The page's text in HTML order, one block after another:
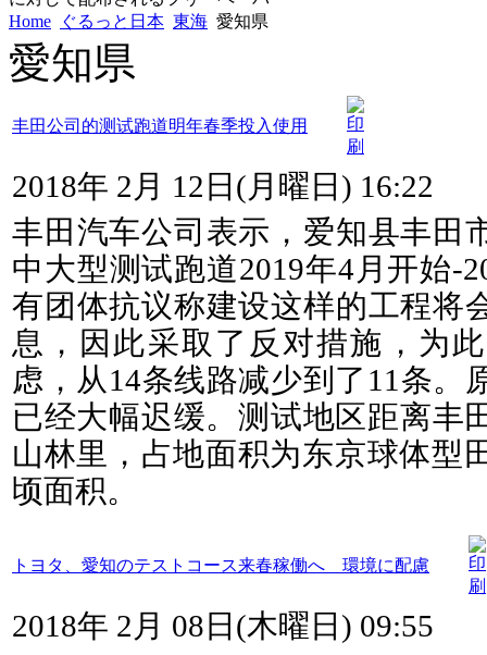
Home
ぐるっと日本 東海 愛知県
愛知県
丰田公司的测试跑道明年春季投入使用
2018年 2月 12日(月曜日) 16:22
丰田汽车公司表示，爱知县丰田
中大型测试跑道2019年4月开始-
有团体抗议称建设这样的工程将
息，因此采取了反对措施，为
虑，从14条线路减少到了11条。
已经大幅迟缓。测试地区距离丰
山林里，占地面积为东京球体型
顷面积。
トヨタ、愛知のテストコース来春稼働へ 環境に配慮
2018年 2月 08日(木曜日) 09:55